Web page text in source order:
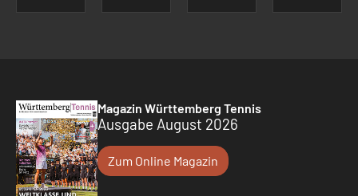
Magazin Württemberg Tennis
Ausgabe August 2026
Zum Online Magazin